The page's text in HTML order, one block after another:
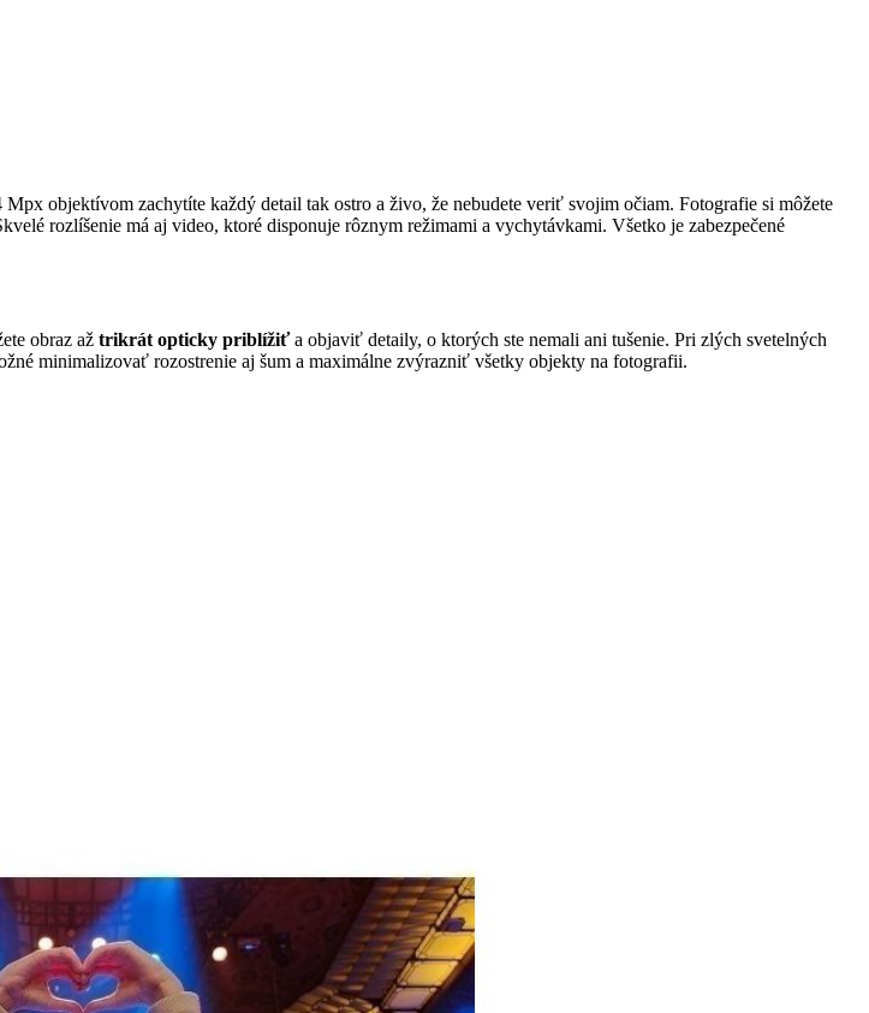
objektívom zachytíte každý detail tak ostro a živo, že nebudete veriť svojim očiam. Fotografie si môžete
rozlíšenie má aj video, ktoré disponuje rôznym režimami a vychytávkami. Všetko je zabezpečené
obraz až trikrát opticky priblížiťa objaviť detaily, o ktorých ste nemali ani tušenie. Pri zlých svetelných
minimalizovať rozostrenie aj šum a maximálne zvýrazniť všetky objekty na fotografii.